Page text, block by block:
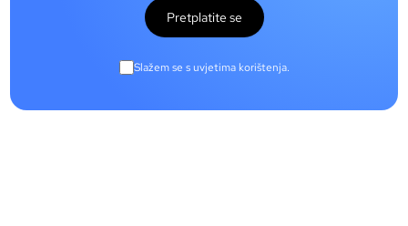
Pretplatite se
Slažem se s uvjetima korištenja.